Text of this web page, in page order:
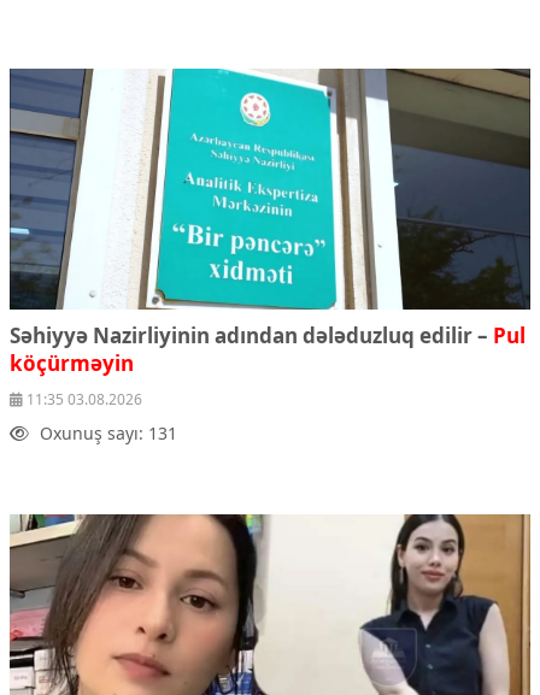
Səhiyyə Nazirliyinin adından dələduzluq edilir – Pul
köçürməyin
11:35 03.08.2026
Oxunuş sayı: 131